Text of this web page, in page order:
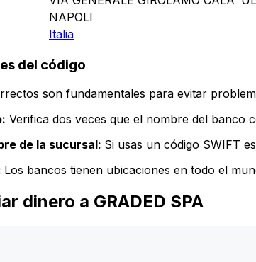
NAPOLI
Italia
del código
son fundamentales para evitar
Verifica dos veces que el nombre del banco
de la sucursal: Si usas un código SWIFT
Los bancos tienen ubicaciones en todo el
dinero a GRADED SPA